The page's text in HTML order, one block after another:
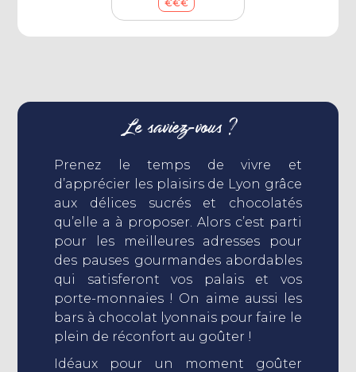
€€€
Le saviez-vous ?
Prenez le temps de vivre et
d’apprécier les plaisirs de Lyon grâce
aux délices sucrés et chocolatés
qu’elle a à proposer. Alors c’est parti
pour les meilleures adresses pour
des pauses gourmandes abordables
qui satisferont vos palais et vos
porte-monnaies ! On aime aussi les
bars à chocolat lyonnais pour faire le
plein de réconfort au goûter !
Idéaux pour un moment goûter